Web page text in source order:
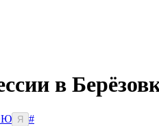
в
Ю Я
#